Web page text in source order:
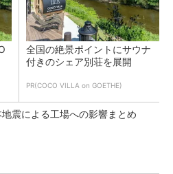
全国の絶景ポイントにサウナ
付きのシェア別荘を展開
PR(COCO VILLA on GOETHE)
震による工場への影響まとめ